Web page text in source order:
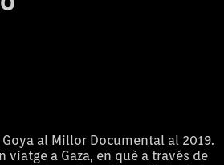
al Millor Documental al 2019.
viatge a Gaza, en què a través de